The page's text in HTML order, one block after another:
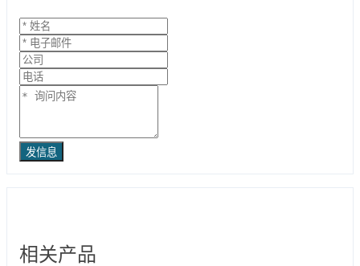
发信息
相关产品